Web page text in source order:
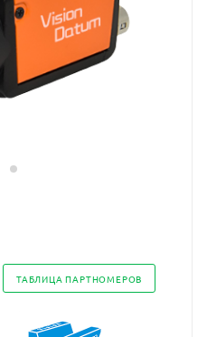
ТАБЛИЦА ПАРТНОМЕРОВ